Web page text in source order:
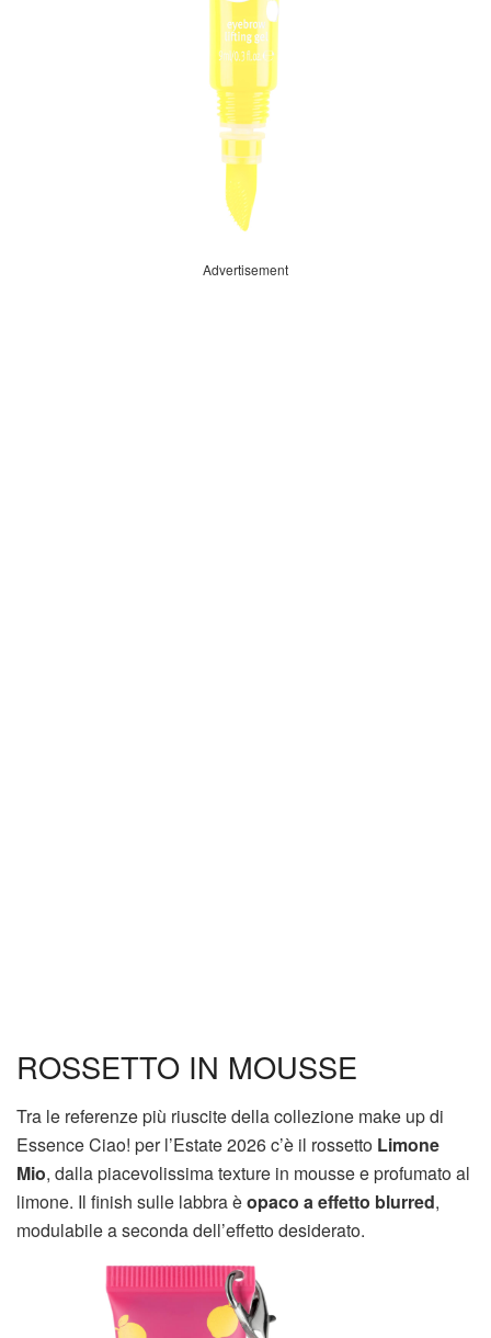
Advertisement
ROSSETTO IN MOUSSE
Tra le referenze più riuscite della collezione make up di
Essence Ciao! per l’Estate 2026 c’è il rossetto Limone
Mio, dalla piacevolissima texture in mousse e profumato al
limone. Il finish sulle labbra èopaco a effetto blurred,
modulabile a seconda dell’effetto desiderato.